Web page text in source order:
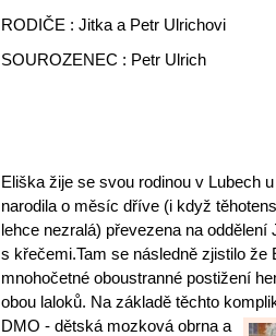
RODIČE : Jitka a Petr Ulrichovi
SOUROZENEC : Petr Ulrich
Eliška žije se svou rodinou v Lubech
narodila o měsíc dříve (i když
lehce nezralá) převezena na
s křečemi.Tam se následně zjistilo
mnohočetné oboustranné postižení
obou laloků. Na základě těchto
DMO - dětská mozková obrna a